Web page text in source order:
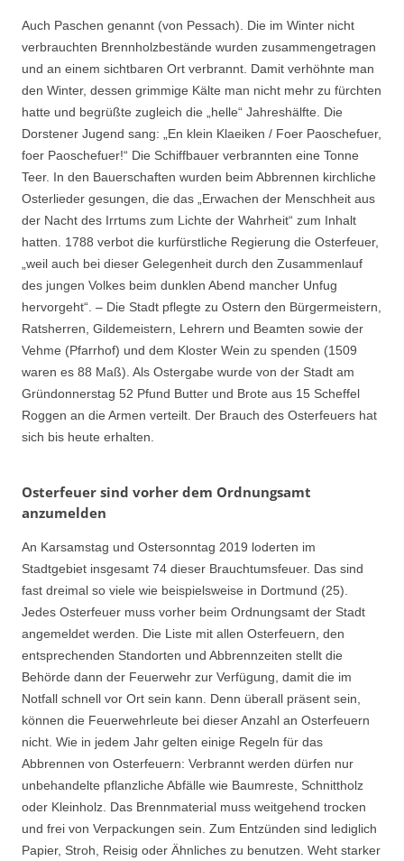
Auch Paschen genannt (von Pessach). Die im Winter nicht
verbrauchten Brennholzbestände wurden zusammengetragen
und an einem sichtbaren Ort verbrannt. Damit verhöhnte man
den Winter, dessen grimmige Kälte man nicht mehr zu fürchten
hatte und begrüßte zugleich die „helle“ Jahreshälfte. Die
Dorstener Jugend sang: „En klein Klaeiken / Foer Paoschefuer,
foer Paoschefuer!“ Die Schiffbauer verbrannten eine Tonne
Teer. In den Bauerschaften wurden beim Abbrennen kirchliche
Osterlieder gesungen, die das „Erwachen der Menschheit aus
der Nacht des Irrtums zum Lichte der Wahrheit“ zum Inhalt
hatten. 1788 verbot die kurfürstliche Regierung die Osterfeuer,
„weil auch bei dieser Gelegenheit durch den Zusammenlauf
des jungen Volkes beim dunklen Abend mancher Unfug
hervorgeht“. – Die Stadt pflegte zu Ostern den Bürgermeistern,
Ratsherren, Gildemeistern, Lehrern und Beamten sowie der
Vehme (Pfarrhof) und dem Kloster Wein zu spenden (1509
waren es 88 Maß). Als Ostergabe wurde von der Stadt am
Gründonnerstag 52 Pfund Butter und Brote aus 15 Scheffel
Roggen an die Armen verteilt. Der Brauch des Osterfeuers hat
sich bis heute erhalten.
Osterfeuer sind vorher dem Ordnungsamt
anzumelden
An Karsamstag und Ostersonntag 2019 loderten im
Stadtgebiet insgesamt 74 dieser Brauchtumsfeuer. Das sind
fast dreimal so viele wie beispielsweise in Dortmund (25).
Jedes Osterfeuer muss vorher beim Ordnungsamt der Stadt
angemeldet werden. Die Liste mit allen Osterfeuern, den
entsprechenden Standorten und Abbrennzeiten stellt die
Behörde dann der Feuerwehr zur Verfügung, damit die im
Notfall schnell vor Ort sein kann. Denn überall präsent sein,
können die Feuerwehrleute bei dieser Anzahl an Osterfeuern
nicht. Wie in jedem Jahr gelten einige Regeln für das
Abbrennen von Osterfeuern: Verbrannt werden dürfen nur
unbehandelte pflanzliche Abfälle wie Baumreste, Schnittholz
oder Kleinholz. Das Brennmaterial muss weitgehend trocken
und frei von Verpackungen sein. Zum Entzünden sind lediglich
Papier, Stroh, Reisig oder Ähnliches zu benutzen. Weht starker